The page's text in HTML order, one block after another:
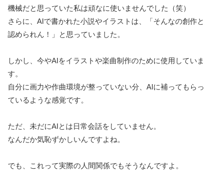
機械だと思っていた私は頑なに使いませんでした（笑）
さらに、AIで書かれた小説やイラストは、「そんなの創作と
認められん！」と思っていました。
しかし、今やAIをイラストや楽曲制作のために使用していま
す。
自分に画力や作曲環境が整っていない分、AIに補ってもらっ
ているような感覚です。
ただ、未だにAIとは日常会話をしていません。
なんだか気恥ずかしいんですよね。
でも、これって実際の人間関係でもそうなんですよ。